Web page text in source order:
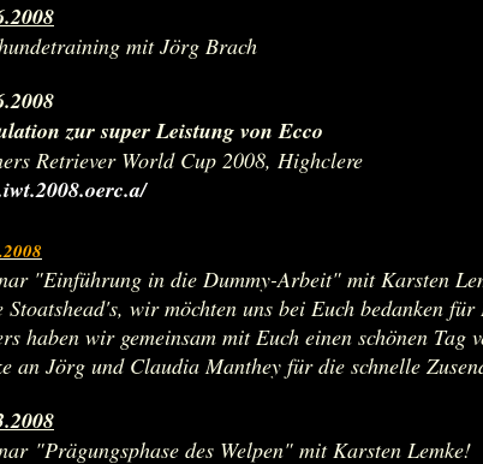
mit Jörg Brach
zur super Leistung von Ecco
Retriever World Cup 2008, Highclere
"Einführung in die Dummy-Arbeit" mit Karsten
Stoatshead's, wir möchten uns bei Euch bedanken
haben wir gemeinsam mit Euch einen schönen
an Jörg und Claudia Manthey für die schnelle
"Prägungsphase des Welpen" mit Karsten Lemke!